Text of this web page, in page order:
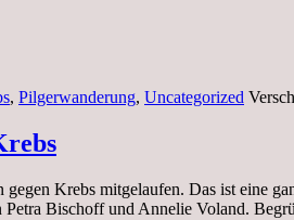
, Pilgerwanderung, Uncategorized
Krebs mitgelaufen. Das ist eine
Petra Bischoff und Annelie Voland.